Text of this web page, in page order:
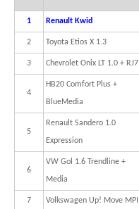
1 Renault Kwid
2 Toyota Etios X 1.3
3 Chevrolet Onix LT 1.0 + RJ7
4
HB20 Comfort Plus +
BlueMedia
5
Renault Sandero 1.0
Expression
6
VW Gol 1.6 Trendline +
Media
7 Volkswagen Up! Move MPI